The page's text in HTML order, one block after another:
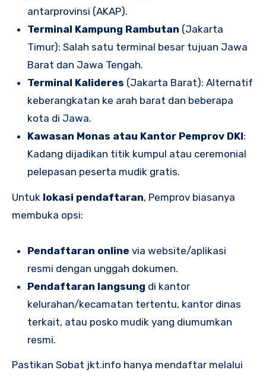
antarprovinsi (AKAP).
Terminal Kampung Rambutan (Jakarta
Timur): Salah satu terminal besar tujuan Jawa
Barat dan Jawa Tengah.
Terminal Kalideres (Jakarta Barat): Alternatif
keberangkatan ke arah barat dan beberapa
kota di Jawa.
Kawasan Monas atau Kantor Pemprov DKI:
Kadang dijadikan titik kumpul atau ceremonial
pelepasan peserta mudik gratis.
Untuk lokasi pendaftaran, Pemprov biasanya
membuka opsi:
Pendaftaran online via website/aplikasi
resmi dengan unggah dokumen.
Pendaftaran langsung di kantor
kelurahan/kecamatan tertentu, kantor dinas
terkait, atau posko mudik yang diumumkan
resmi.
Pastikan Sobat jkt.info hanya mendaftar melalui